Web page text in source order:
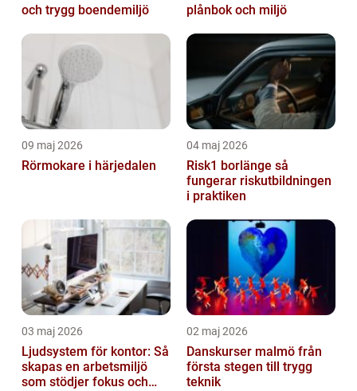
och trygg boendemiljö
plånbok och miljö
09 maj 2026
Rörmokare i härjedalen
04 maj 2026
Risk1 borlänge så
fungerar riskutbildningen
i praktiken
03 maj 2026
Ljudsystem för kontor: Så
skapas en arbetsmiljö
som stödjer fokus och
02 maj 2026
Danskurser malmö från
första stegen till trygg
teknik